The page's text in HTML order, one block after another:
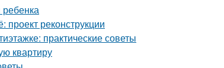
ребенка
проект реконструкции
практические советы
квартиру